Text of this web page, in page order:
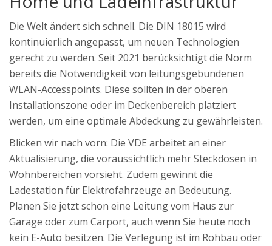
Die Welt ändert sich schnell. Die DIN 18015 wird
kontinuierlich angepasst, um neuen Technologien
gerecht zu werden. Seit 2021 berücksichtigt die Norm
bereits die Notwendigkeit von leitungsgebundenen
WLAN-Accesspoints. Diese sollten in der oberen
Installationszone oder im Deckenbereich platziert
werden, um eine optimale Abdeckung zu gewährleisten.
Blicken wir nach vorn: Die VDE arbeitet an einer
Aktualisierung, die voraussichtlich mehr Steckdosen in
Wohnbereichen vorsieht. Zudem gewinnt die
Ladestation für Elektrofahrzeuge an Bedeutung.
Planen Sie jetzt schon eine Leitung vom Haus zur
Garage oder zum Carport, auch wenn Sie heute noch
kein E-Auto besitzen. Die Verlegung ist im Rohbau oder